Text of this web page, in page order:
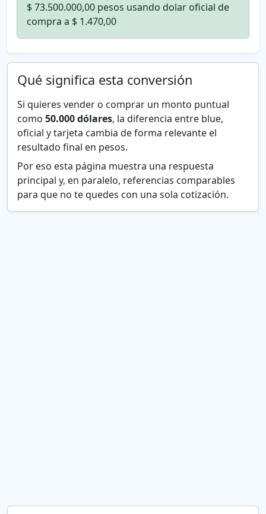
$ 73.500.000,00 pesos usando dolar oficial de
compra a $ 1.470,00
Qué significa esta conversión
Si quieres vender o comprar un monto puntual
como 50.000 dólares, la diferencia entre blue,
oficial y tarjeta cambia de forma relevante el
resultado final en pesos.
Por eso esta página muestra una respuesta
principal y, en paralelo, referencias comparables
para que no te quedes con una sola cotización.